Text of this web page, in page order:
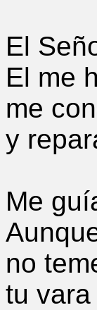
El
El me
me
y
Me
no
tu